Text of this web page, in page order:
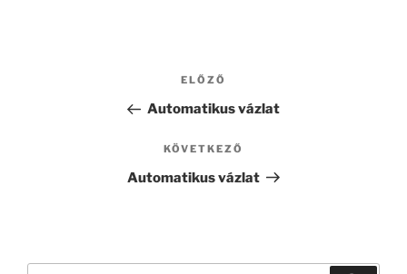
ELŐZŐ
Automatikus vázlat
KÖVETKEZŐ
Automatikus vázlat